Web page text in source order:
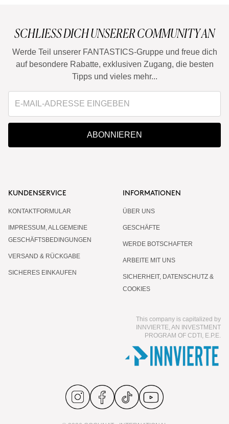
SCHLIESS DICH UNSERER COMMUNITY AN
Werde Teil unserer FANTASTICS-Gruppe und freue dich
auf besondere Rabatte, exklusiven Zugang, die besten
Tipps und vieles mehr...
ABONNIEREN
KUNDENSERVICE
KONTAKTFORMULAR
IMPRESSUM, ALLGEMEINE
GESCHÄFTSBEDINGUNGEN
VERSAND & RÜCKGABE
SICHERES EINKAUFEN
INFORMATIONEN
ÜBER UNS
GESCHÄFTE
WERDE BOTSCHAFTER
ARBEITE MIT UNS
SICHERHEIT, DATENSCHUTZ &
COOKIES
This company is capitalized by
INNVIERTE, AN INVESTMENT
PROGRAM OF CDTI, E.P.E.